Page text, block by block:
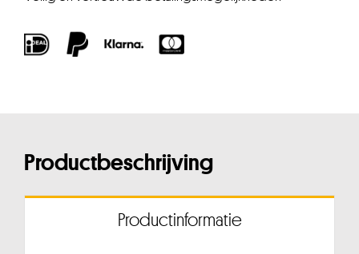
Productbeschrijving
Productinformatie